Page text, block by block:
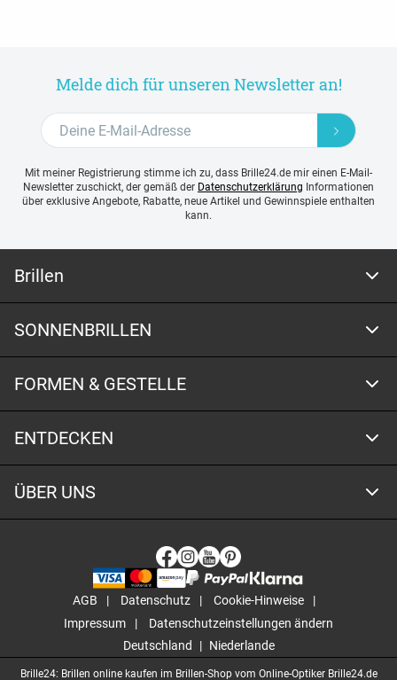
Melde dich für unseren Newsletter an!
Mit meiner Registrierung stimme ich zu, dass Brille24.de mir einen E-Mail-
Newsletter zuschickt, der gemäß der Datenschutzerklärung Informationen
über exklusive Angebote, Rabatte, neue Artikel und Gewinnspiele enthalten
kann.
Brillen
SONNENBRILLEN
FORMEN & GESTELLE
ENTDECKEN
ÜBER UNS
AGB Datenschutz
Cookie-Hinweise
Impressum
Datenschutzeinstellungen ändern
Deutschland
Niederlande
Brille24: Brillen online kaufen im Brillen-Shop vom Online-Optiker Brille24.de